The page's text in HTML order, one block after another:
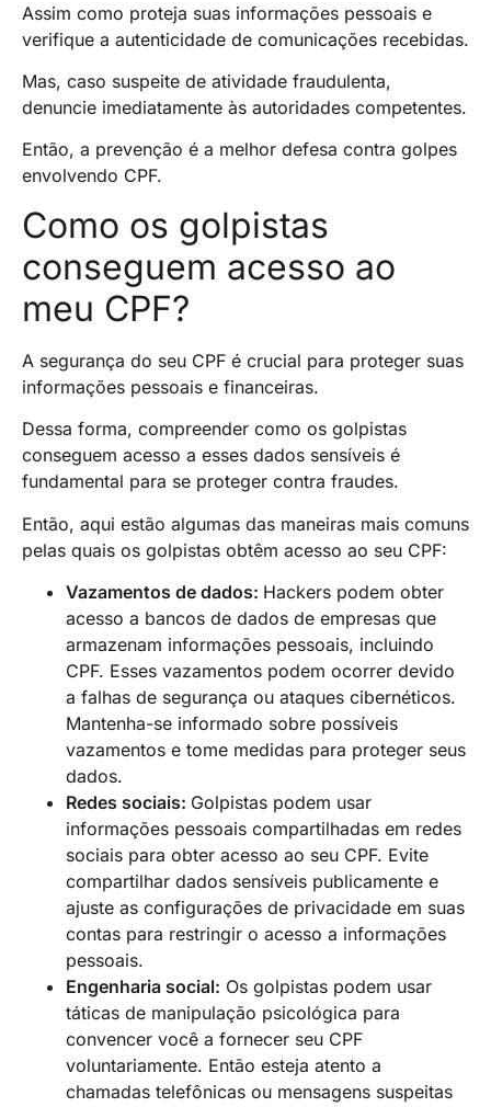
Assim como proteja suas informações pessoais e
verifique a autenticidade de comunicações recebidas.
Mas, caso suspeite de atividade fraudulenta,
denuncie imediatamente às autoridades competentes.
Então, a prevenção é a melhor defesa contra golpes
envolvendo CPF.
Como os golpistas
conseguem acesso ao
meu CPF?
A segurança do seu CPF é crucial para proteger suas
informações pessoais e financeiras.
Dessa forma, compreender como os golpistas
conseguem acesso a esses dados sensíveis é
fundamental para se proteger contra fraudes.
Então, aqui estão algumas das maneiras mais comuns
pelas quais os golpistas obtêm acesso ao seu CPF:
Vazamentos de dados: Hackers podem obter
acesso a bancos de dados de empresas que
armazenam informações pessoais, incluindo
CPF. Esses vazamentos podem ocorrer devido
a falhas de segurança ou ataques cibernéticos.
Mantenha-se informado sobre possíveis
vazamentos e tome medidas para proteger seus
dados.
Redes sociais: Golpistas podem usar
informações pessoais compartilhadas em redes
sociais para obter acesso ao seu CPF. Evite
compartilhar dados sensíveis publicamente e
ajuste as configurações de privacidade em suas
contas para restringir o acesso a informações
pessoais.
Engenharia social: Os golpistas podem usar
táticas de manipulação psicológica para
convencer você a fornecer seu CPF
voluntariamente. Então esteja atento a
chamadas telefônicas ou mensagens suspeitas